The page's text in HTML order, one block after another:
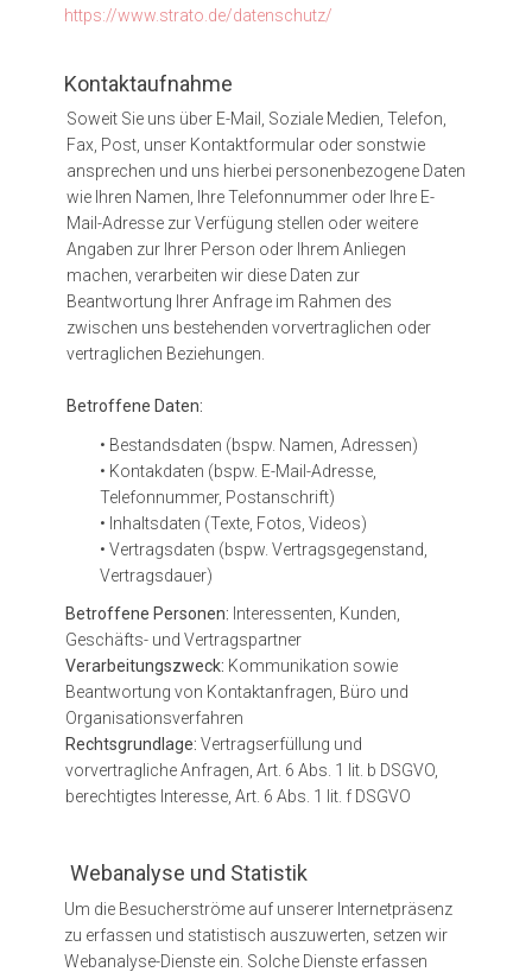
https://www.strato.de/datenschutz/
Kontaktaufnahme
Soweit Sie uns über E-Mail, Soziale Medien, Telefon,
Fax, Post, unser Kontaktformular oder sonstwie
ansprechen und uns hierbei personenbezogene Daten
wie Ihren Namen, Ihre Telefonnummer oder Ihre E-
Mail-Adresse zur Verfügung stellen oder weitere
Angaben zur Ihrer Person oder Ihrem Anliegen
machen, verarbeiten wir diese Daten zur
Beantwortung Ihrer Anfrage im Rahmen des
zwischen uns bestehenden vorvertraglichen oder
vertraglichen Beziehungen.
Betroffene Daten:
• Bestandsdaten (bspw. Namen, Adressen)
• Kontakdaten (bspw. E-Mail-Adresse,
Telefonnummer, Postanschrift)
• Inhaltsdaten (Texte, Fotos, Videos)
• Vertragsdaten (bspw. Vertragsgegenstand,
Vertragsdauer)
Betroffene Personen: Interessenten, Kunden,
Geschäfts- und Vertragspartner
Verarbeitungszweck: Kommunikation sowie
Beantwortung von Kontaktanfragen, Büro und
Organisationsverfahren
Rechtsgrundlage: Vertragserfüllung und
vorvertragliche Anfragen, Art. 6 Abs. 1 lit. b DSGVO,
berechtigtes Interesse, Art. 6 Abs. 1 lit. f DSGVO
Webanalyse und Statistik
Um die Besucherströme auf unserer Internetpräsenz
zu erfassen und statistisch auszuwerten, setzen wir
Webanalyse-Dienste ein. Solche Dienste erfassen